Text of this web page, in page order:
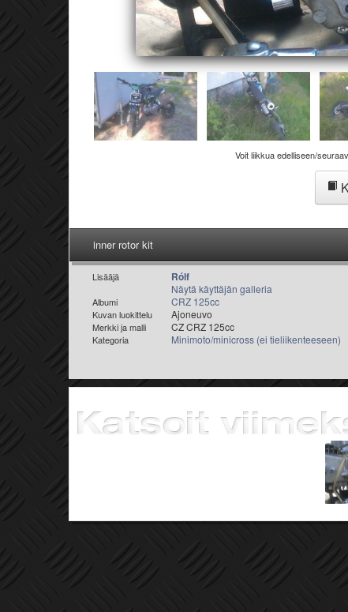
Voit liikkua edelliseen/
inner rotor kit
Lisääjä Rólf
Näytä käyttäjän galleria
Albumi CRZ 125cc
Kuvan luokittelu Ajoneuvo
Merkki ja malli CZ CRZ 125cc
Kategoria Minimoto/minicross (ei tieliikenteeseen)